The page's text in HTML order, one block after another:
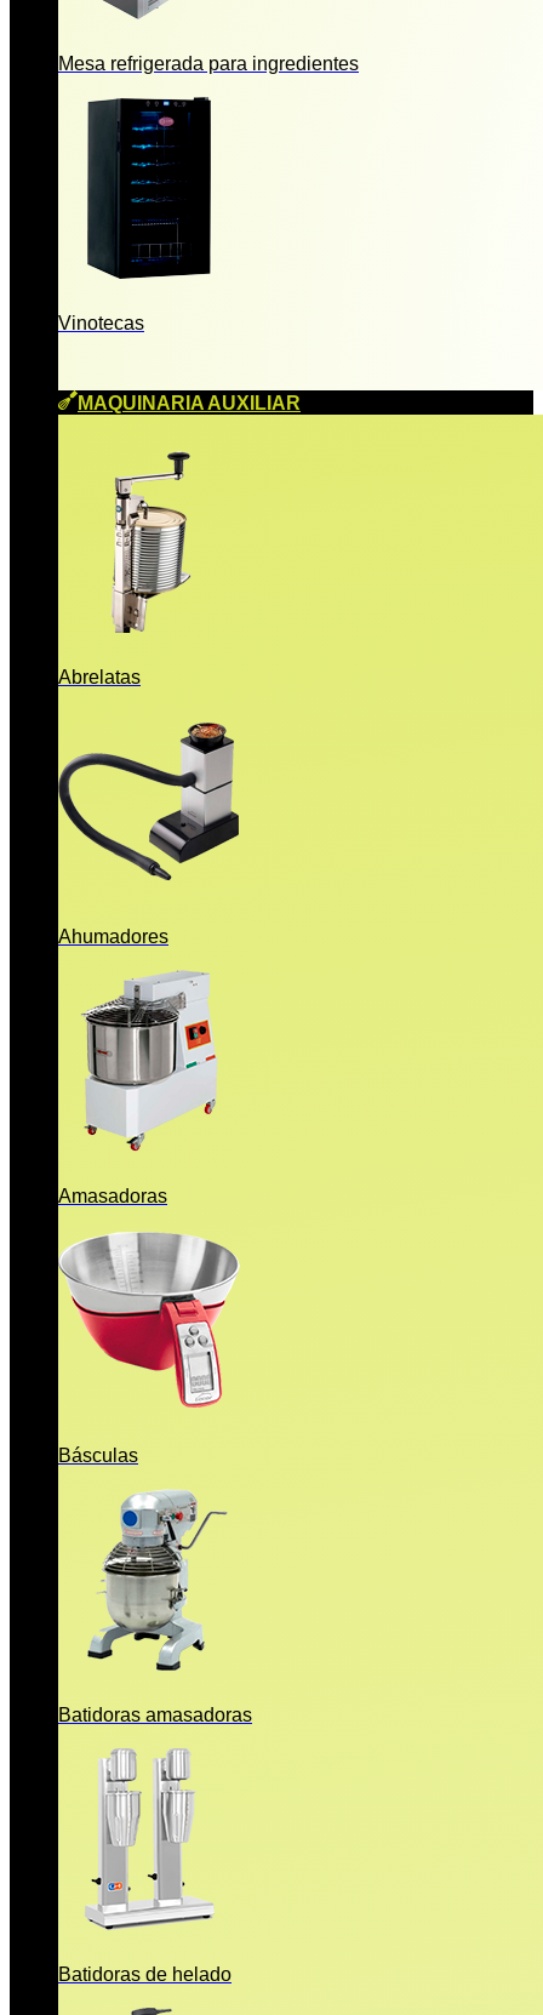
Mesa refrigerada para ingredientes
Vinotecas
MAQUINARIA AUXILIAR
Abrelatas
Ahumadores
Amasadoras
Básculas
Batidoras amasadoras
Batidoras de helado